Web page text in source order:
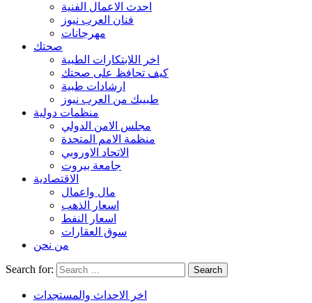
احدث الاعمال الفنية
فنان العرب نيوز
مهرجانات
صحتك
اخر اللابتكارات الطبية
كيف تحافظ على صحتك
ارشادات طبية
طبيبك من العرب نيوز
منظمات دولية
مجلس الامن الدولي
منظمة الامم المتحدة
الاتحاد الاوروبي
جامعة بيروت
الاقتصادية
مال واعمال
اسعار الذهب
اسعار النفط
سوق العقارات
من نحن
Search for:
اخر الاحداث والمستجدات